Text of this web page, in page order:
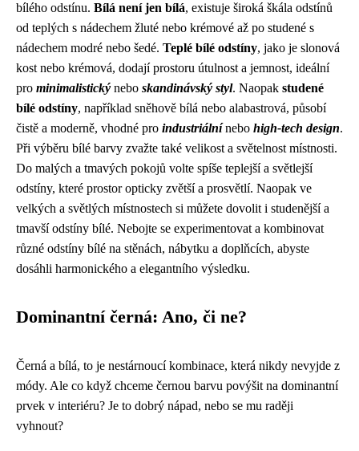
bílého odstínu. Bílá není jen bílá, existuje široká škála odstínů
od teplých s nádechem žluté nebo krémové až po studené s
nádechem modré nebo šedé. Teplé bílé odstíny, jako je slonová
kost nebo krémová, dodají prostoru útulnost a jemnost, ideální
pro minimalistický nebo skandinávský styl. Naopak studené
bílé odstíny, například sněhově bílá nebo alabastrová, působí
čistě a moderně, vhodné pro industriálnínebo high-tech design.
Při výběru bílé barvy zvažte také velikost a světelnost místnosti.
Do malých a tmavých pokojů volte spíše teplejší a světlejší
odstíny, které prostor opticky zvětší a prosvětlí. Naopak ve
velkých a světlých místnostech si můžete dovolit i studenější a
tmavší odstíny bílé. Nebojte se experimentovat a kombinovat
různé odstíny bílé na stěnách, nábytku a doplňcích, abyste
dosáhli harmonického a elegantního výsledku.
Dominantní černá: Ano, či ne?
Černá a bílá, to je nestárnoucí kombinace, která nikdy nevyjde z
módy. Ale co když chceme černou barvu povýšit na dominantní
prvek v interiéru? Je to dobrý nápad, nebo se mu raději
vyhnout?